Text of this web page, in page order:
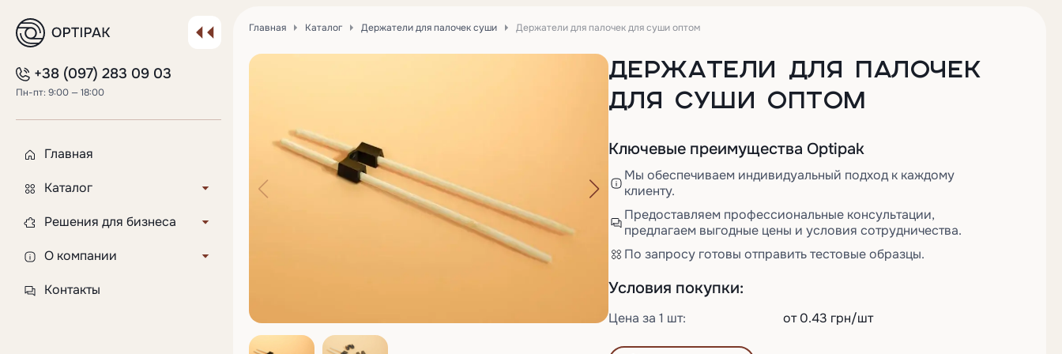
+38 (097) 283 09 03
Пн-пт: 9:00 — 18:00
Главная
Каталог
Крышки для бумажных
Пластиковые стаканы
Стаканы для розсады
Решения для бизнеса
Индивидуальный продукт
Флексопечать на стаканах
О компании
Доставка и оплата
Контакты
Главная Каталог Держатели для палочек суши Держатели для палочек для суши оптом
ДЕРЖАТЕЛИ ДЛЯ ПАЛОЧЕК
ДЛЯ СУШИ ОПТОМ
Ключевые преимущества Optipak
Мы обеспечиваем индивидуальный подход к каждому
клиенту.
Предоставляем профессиональные консультации,
предлагаем выгодные цены и условия сотрудничества.
По запросу готовы отправить тестовые образцы.
Условия покупки:
Цена за 1 шт: от 0.43 грн/шт